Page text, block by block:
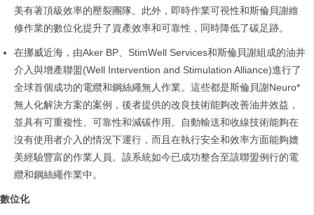
美有著頂級效率的壓裂團隊。此外，即時作業可視性和斯倫貝謝維
修作業的數位化提升了資產效率和可靠性，同時降低了碳足跡。
在挪威近海，由Aker BP、StimWell Services和斯倫貝謝組成的油井
介入與增產聯盟(Well Intervention and Stimulation Alliance)進行了
全球首個成功的電纜和鋼絲繩無人作業。這些都是斯倫貝謝Neuro*
無人化解決方案的案例，後者提供的改良技術能夠改善油井效益，
並具有可重複性、可靠性和減碳作用。自動輸送和收線技術能夠在
沒有使用者介入的情況下運行，而且在執行安全和效率方面能夠媲
美經驗豐富的作業人員。該系統如今已成功整合至該聯盟例行的電
纜和鋼絲繩作業中。
數位化